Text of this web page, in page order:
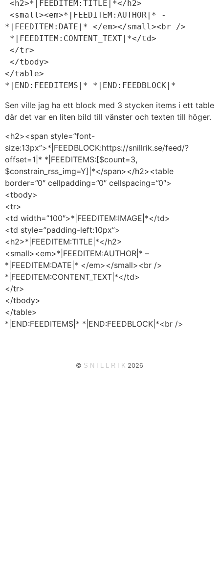
<h2>*|FEEDITEM:TITLE|*</h2>
*|FEEDITEM:DATE|* </em></small><br />
*|FEEDITEM:CONTENT_TEXT|*</td>
</tr>
</tbody>
</table>
*|END:FEEDITEMS|* *|END:FEEDBLOCK|*
Sen ville jag ha ett block med 3 stycken items i ett table
där det var en liten bild till vänster och texten till höger.
<h2><span style=”font-
size:13px”>*|FEEDBLOCK:https://snillrik.se/feed/?
offset=1|* *|FEEDITEMS:[$count=3,
$constrain_rss_img=Y]|*</span></h2><table
border=”0″ cellpadding=”0″ cellspacing=”0″>
<tbody>
<tr>
<td width=”100″>*|FEEDITEM:IMAGE|*</td>
<td style=”padding-left:10px”>
<h2>*|FEEDITEM:TITLE|*</h2>
<small><em>*|FEEDITEM:AUTHOR|* –
*|FEEDITEM:DATE|* </em></small><br />
*|FEEDITEM:CONTENT_TEXT|*</td>
</tr>
</tbody>
</table>
*|END:FEEDITEMS|* *|END:FEEDBLOCK|*<br />
© S N L L R K 2026